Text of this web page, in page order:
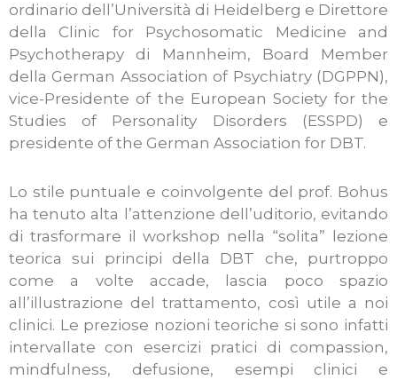
ordinario dell’Università di Heidelberg e Direttore
della Clinic for Psychosomatic Medicine and
Psychotherapy di Mannheim, Board Member
della German Association of Psychiatry (DGPPN),
vice-Presidente of the European Society for the
Studies of Personality Disorders (ESSPD) e
presidente of the German Association for DBT.
Lo stile puntuale e coinvolgente del prof. Bohus
ha tenuto alta l’attenzione dell’uditorio, evitando
di trasformare il workshop nella “solita” lezione
teorica sui principi della DBT che, purtroppo
come a volte accade, lascia poco spazio
all’illustrazione del trattamento, così utile a noi
clinici. Le preziose nozioni teoriche si sono infatti
intervallate con esercizi pratici di compassion,
mindfulness, defusione, esempi clinici e